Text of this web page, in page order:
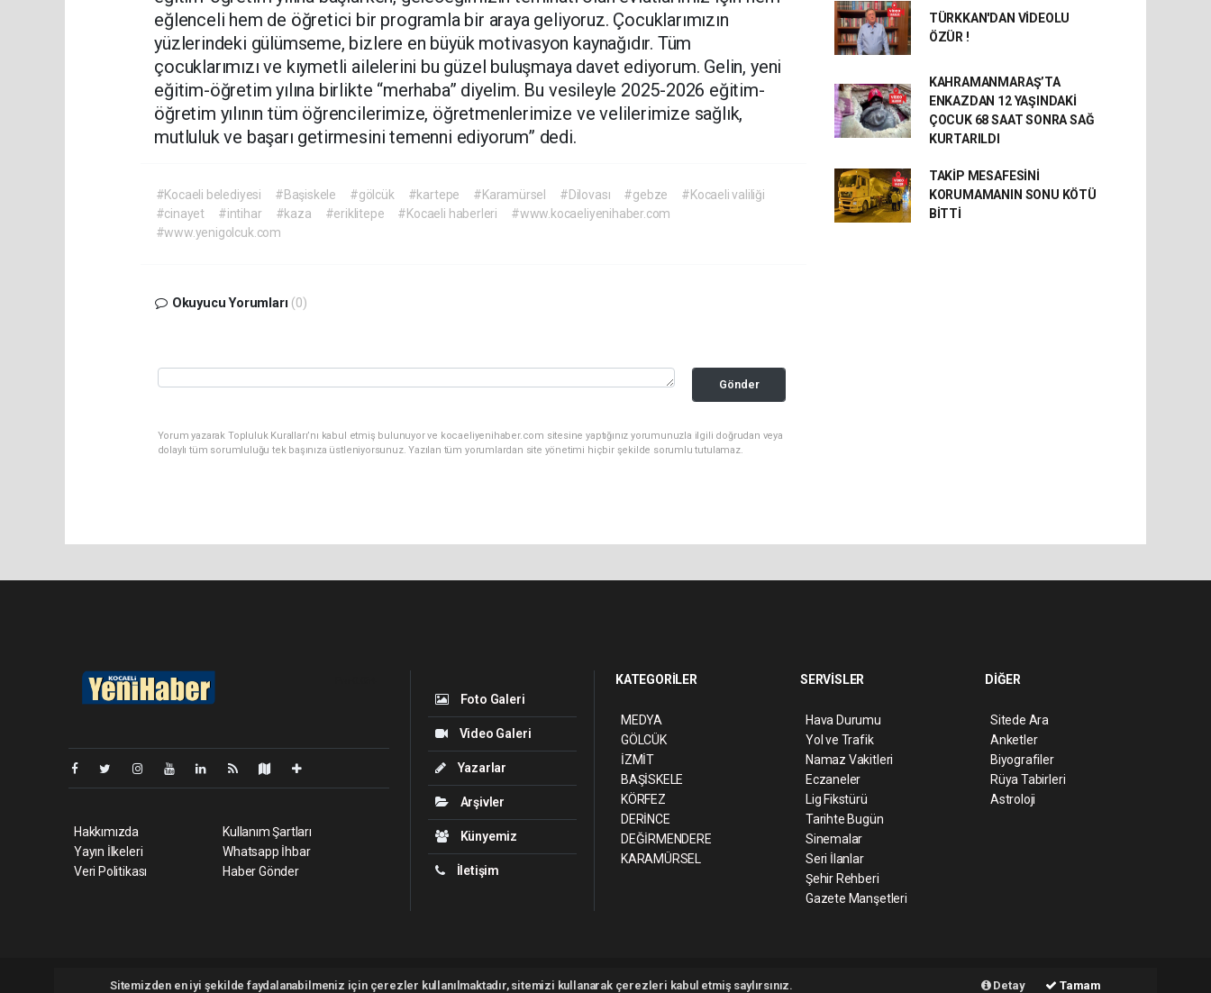
eğlenceli hem de öğretici bir programla bir araya geliyoruz. Çocuklarımızın
yüzlerindeki gülümseme, bizlere en büyük motivasyon kaynağıdır. Tüm
çocuklarımızı ve kıymetli ailelerini bu güzel buluşmaya davet ediyorum. Gelin, yeni
eğitim-öğretim yılına birlikte “merhaba” diyelim. Bu vesileyle 2025-2026 eğitim-
öğretim yılının tüm öğrencilerimize, öğretmenlerimize ve velilerimize sağlık,
mutluluk ve başarı getirmesini temenni ediyorum” dedi.
#Kocaeli belediyesi #Başiskele #gölcük #kartepe #Karamürsel #Dilovası #gebze
#Kocaeli valiliği
#cinayet
#intihar #kaza #eriklitepe #Kocaeli haberleri
#www.kocaeliyenihaber.com
#www.yenigolcuk.com
Okuyucu Yorumları (0)
Gönder
Yorum yazarak Topluluk Kuralları’nı kabul etmiş bulunuyor ve kocaeliyenihaber.com sitesine yaptığınız yorumunuzla ilgili doğrudan veya
dolaylı tüm sorumluluğu tek başınıza üstleniyorsunuz. Yazılan tüm yorumlardan site yönetimi hiçbir şekilde sorumlu tutulamaz.
TÜRKKAN'DAN VİDEOLU
ÖZÜR !
KAHRAMANMARAŞ’TA
ENKAZDAN 12 YAŞINDAKİ
ÇOCUK 68 SAAT SONRA SAĞ
KURTARILDI
TAKİP MESAFESİNİ
KORUMAMANIN SONU KÖTÜ
BİTTİ
Sitemizden en iyi şekilde faydalanabilmeniz için çerezler kullanılmaktadır, sitemizi kullanarak çerezleri kabul etmiş saylırsınız. Detay Tamam
Hakkımızda
Yayın İlkeleri
Veri Politikası
Kullanım Şartları
Whatsapp İhbar
Haber Gönder
Foto Galeri
Video Galeri
Yazarlar
Arşivler
Künyemiz
İletişim
KATEGORİLER
MEDYA
GÖLCÜK
İZMİT
BAŞİSKELE
KÖRFEZ
DERİNCE
DEĞİRMENDERE
KARAMÜRSEL
SERVİSLER
Hava Durumu
Yol ve Trafik
Namaz Vakitleri
Eczaneler
Lig Fikstürü
Tarihte Bugün
Sinemalar
Seri İlanlar
Şehir Rehberi
Gazete Manşetleri
DİĞER
Sitede Ara
Anketler
Biyografiler
Rüya Tabirleri
Astroloji
Kocaeliyenihaber.com Tüm hakları saklı tutulmaktadır. Copyright 2026 ©haber yazılımıhaber paketi haber scriptihaber yazılımhaber script Haber Yazılımı: Web Aksiyon ®